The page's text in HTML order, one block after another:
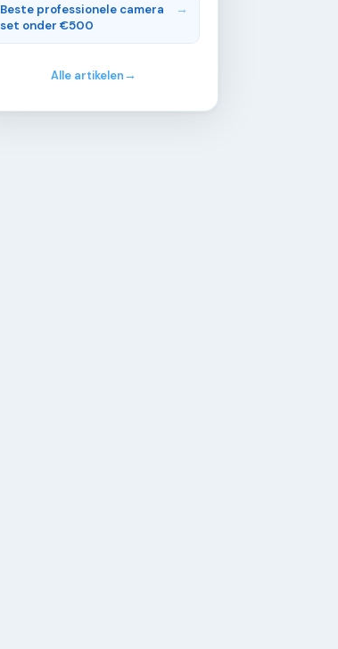
Beste professionele camera
set onder €500
Alle artikelen